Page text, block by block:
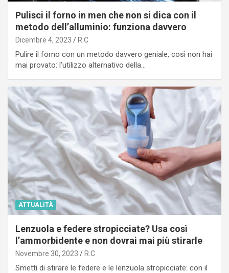
Pulisci il forno in men che non si dica con il
metodo dell’alluminio: funziona davvero
Dicembre 4, 2023 R.C
Pulire il forno con un metodo davvero geniale, così non hai
mai provato: l’utilizzo alternativo della…
ATTUALITÀ
Lenzuola e federe stropicciate? Usa così
l’ammorbidente e non dovrai mai più stirarle
Novembre 30, 2023 R.C
Smetti di stirare le federe e le lenzuola stropicciate: con il